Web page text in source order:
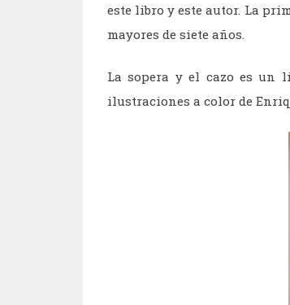
este libro y este autor. La
mayores de siete años.
La sopera y el cazo es un
ilustraciones a color de